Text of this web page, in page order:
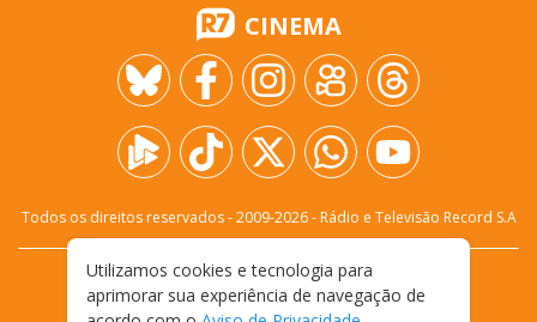
CINEMA
Todos os direitos reservados - 2009-2026- Rádio e Televisão Record S.A
FALE CONOSCO
PRIVACIDADE
TERMOS E CONDIÇÕES DE USO
Utilizamos cookies e tecnologia para
aprimorar sua experiência de navegação de